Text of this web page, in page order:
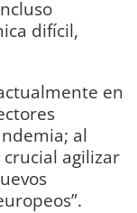
difícil,
en
al
agilizar